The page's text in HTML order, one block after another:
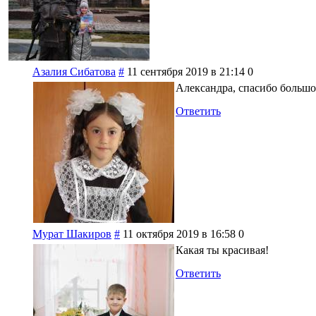
Азалия Сибатова # 11 сентября 2019 в 21:14 0
Александра, спасибо
Ответить
Мурат Шакиров # 11 октября 2019 в 16:58 0
Какая ты красивая!
Ответить